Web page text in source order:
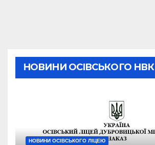
НОВИНИ ОСІВСЬКОГО НВК
НОВИНИ ОСІВСЬКОГО ЛІЦЕЮ